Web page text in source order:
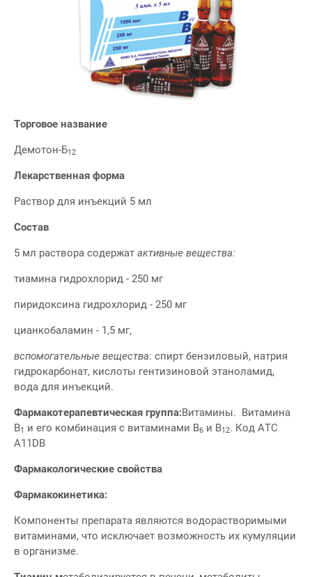
Торговое название
Демотон-Б12
Лекарственная форма
Раствор для инъекций 5 мл
Состав
5 мл раствора содержат активные вещества:
тиамина гидрохлорид - 250 мг
пиридоксина гидрохлорид - 250 мг
цианкобаламин - 1,5 мг,
вспомогательные вещества: спирт бензиловый, натрия
гидрокарбонат, кислоты гентизиновой этаноламид,
вода для инъекций.
Фармакотерапевтическая группа:Витамины. Витамина
В1 и его комбинация с витаминами В6 и В12. Код АТС
А11DB
Фармакологические свойства
Фармакокинетика:
Компоненты препарата являются водорастворимыми
витаминами, что исключает возможность их кумуляции
в организме.